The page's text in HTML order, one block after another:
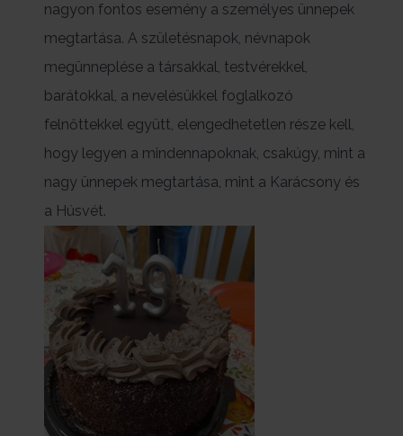
nagyon fontos esemény a személyes ünnepek
megtartása. A születésnapok, névnapok
megünneplése a társakkal, testvérekkel,
barátokkal, a nevelésükkel foglalkozó
felnőttekkel együtt, elengedhetetlen része kell,
hogy legyen a mindennapoknak, csakúgy, mint a
nagy ünnepek megtartása, mint a Karácsony és
a Húsvét.